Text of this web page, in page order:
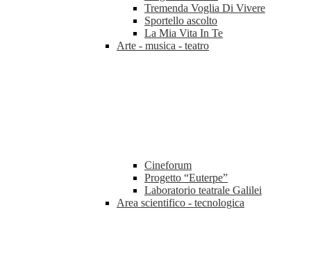
Tremenda Voglia Di Vivere
Sportello ascolto
La Mia Vita In Te
Arte - musica - teatro
Cineforum
Progetto “Euterpe”
Laboratorio teatrale Galilei
Area scientifico - tecnologica